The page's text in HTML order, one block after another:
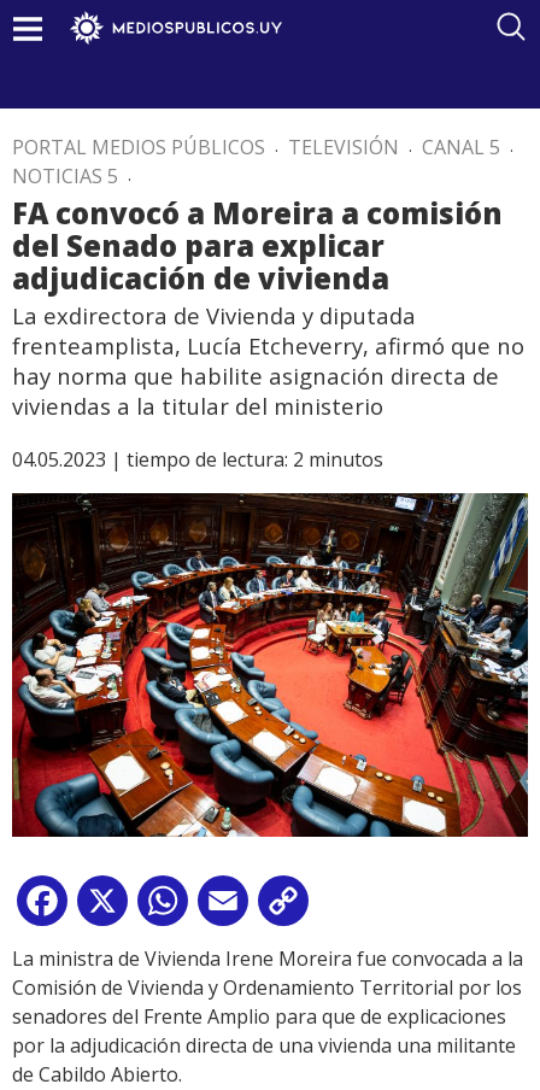
PORTAL MEDIOS PÚBLICOS . TELEVISIÓN . CANAL 5 .
NOTICIAS 5 .
FA convocó a Moreira a comisión
del Senado para explicar
adjudicación de vivienda
La exdirectora de Vivienda y diputada
frenteamplista, Lucía Etcheverry, afirmó que no
hay norma que habilite asignación directa de
viviendas a la titular del ministerio
04.05.2023 | tiempo de lectura: 2 minutos
Facebook
X WhatsApp
Email
Link
La ministra de Vivienda Irene Moreira fue convocada a la
Comisión de Vivienda y Ordenamiento Territorial por los
senadores del Frente Amplio para que de explicaciones
por la adjudicación directa de una vivienda una militante
de Cabildo Abierto.